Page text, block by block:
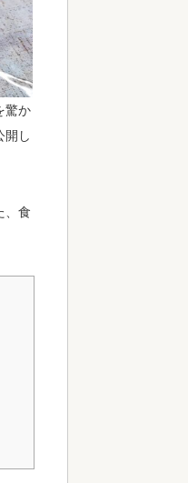
驚か
開し
、食